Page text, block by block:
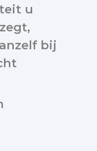
u
bij